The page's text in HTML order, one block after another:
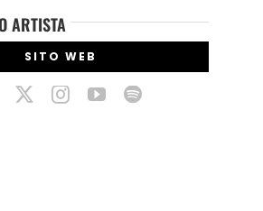
ARTISTA
SITO WEB